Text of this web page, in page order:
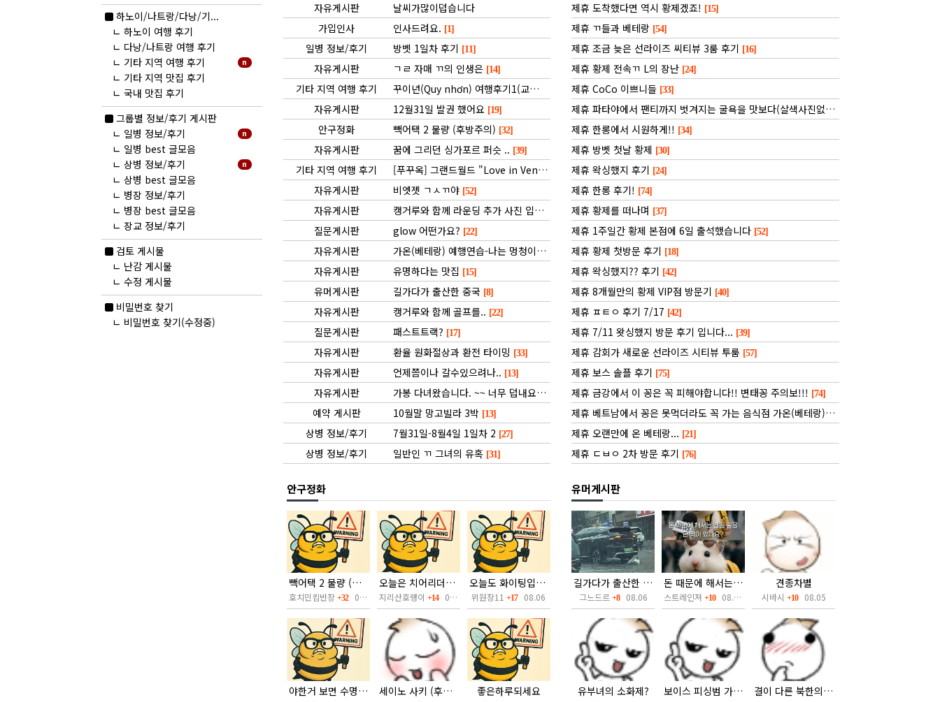
자유게시판
날씨가많이덥습니다
가입인사
인사드려요. [1]
일병 정보/후기 방벳 1일차 후기 [11]
자유게시판 ㄱㄹ 자매 ㄲ의 인생은 [14]
기타 지역 여행 후기 꾸이년(Quy nhơn) 여행후기1(교통,숙박) [17]
자유게시판 12월31일 발권 했어요 [19]
안구정화 빽어택 2 물량 (후방주의) [32]
자유게시판 꿈에 그리던 싱가포르 퍼슷 .. [39]
기타 지역 여행 후기 [푸꾸옥] 그랜드월드 "Love in Venice" 공연 [16]
자유게시판 비엣젯 ㄱㅅㄲ야 [52]
자유게시판 캥거루와 함께 라운딩 추가 사진 입니다
질문게시판 glow 어떤가요? [22]
자유게시판 가온(베테랑) 예행연습-나는 멍청이 [29]
자유게시판 유명하다는 맛집 [15]
유머게시판 길가다가 출산한 중국 [8]
자유게시판 캥거루와 함께 골프를.. [22]
질문게시판 패스트트랙? [17]
자유게시판 환율 원화절상과 환전 타이밍 [33]
자유게시판 언제쯤이나 갈수있으려나.. [13]
자유게시판 가봉 다녀왔습니다. ~~ 너무 덥내요 [14]
예약 게시판 10월말 망고빌라 3박 [13]
상병 정보/후기 7월31일-8월4일 1일차 2 [27]
상병 정보/후기 일반인 ㄲ 그녀의 유혹 [31]
제휴 도착했다면 역시 황제겠죠! [15]
제휴 ㄲ들과 베테랑 [54]
제휴 조금 늦은 선라이즈 씨티뷰 3룸 후기 [16]
제휴 황제 전속ㄲ L의 장난 [24]
제휴 CoCo 이쁘니들 [33]
제휴 파타야에서 팬티까지 벗겨지는 굴욕을 맛보다(살색사진없음)
제휴 한롱에서 시원하게!! [34]
제휴 방벳 첫날 황제 [30]
제휴 왁싱했지 후기 [24]
제휴 한롱 후기! [74]
제휴 황제를 떠나며 [37]
제휴 1주일간 황제 본점에 6일 출석했습니다 [52]
제휴 황제 첫방문 후기 [18]
제휴 왁싱했지?? 후기 [42]
제휴 8개월만의 황제 VIP점 방문기 [40]
제휴 ㅍㅌㅇ 후기 7/17 [42]
제휴 7/11 왓싱했지 방문 후기 입니다... [39]
제휴 감회가 새로운 선라이즈 시티뷰 투룸 [57]
제휴 보스 솔플 후기 [75]
제휴 금강에서 이 꽁은 꼭 피해야합니다!! 변태꽁 주의보!!! [74]
제휴 베트남에서 꽁은 못먹더라도 꼭 가는 음식점 가온(베테랑) 후기입니다
제휴 오랜만에 온 베테랑... [21]
제휴 ㄷㅂㅇ 2차 방문 후기 [76]
안구정화
빽어택 2 물량 (후방주의)
호치민킴반장 +32 08.06
오늘은 치어리더입니다.
지리산호랭이 +14 08.06
오늘도 화이팅입니다
위원장11+17 08.06
야한거 보면 수명이 늘어난대요. 세이노 사키 (후방주의) 좋은하루되세요
유머게시판
길가다가 출산한 중국
그느드르 +8 08.06
돈 때문에 해서는 안되는 일~!!!
스트레인져+10 08.06
견종차별
시바시 +10 08.05
유부녀의 소화제? 보이스 피싱범 가려내기 결이 다른 북한의 막장 드라마
하노이/나트랑/다낭/기...
ㄴ 하노이 여행 후기
ㄴ 다낭/나트랑 여행 후기
n
ㄴ 기타 지역 여행 후기
ㄴ 기타 지역 맛집 후기
ㄴ 국내 맛집 후기
그룹별 정보/후기 게시판
n
ㄴ 일병 정보/후기
ㄴ 일병 best 글모음
n
ㄴ 상병 정보/후기
ㄴ 상병 best 글모음
ㄴ 병장 정보/후기
ㄴ 병장 best 글모음
ㄴ 장교 정보/후기
검토 게시물
ㄴ 난감 게시물
ㄴ 수정 게시물
비밀번호 찾기
ㄴ 비밀번호 찾기(수정중)